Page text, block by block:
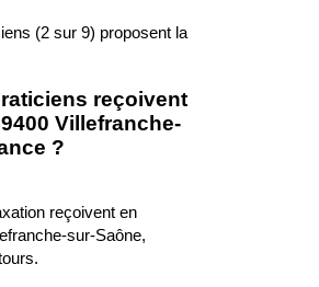
(2 sur 9) proposent la
reçoivent
Villefranche-
?
reçoivent en
sur-Saône,